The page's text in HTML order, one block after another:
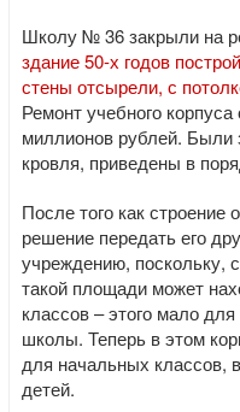
Школу № 36 закрыли на
здание 50-х годов
стены отсырели, с
Ремонт учебного
миллионов рублей. Были
кровля, приведены в
После того как строение
решение передать его
учреждению, поскольку,
такой площади может
классов – этого мало
школы. Теперь в этом
для начальных классов,
детей.